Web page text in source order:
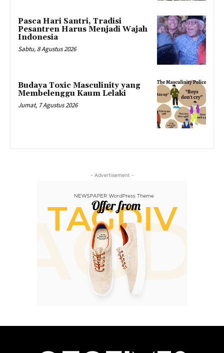
Pasca Hari Santri, Tradisi
Pesantren Harus Menjadi Wajah
Indonesia
Sabtu, 8 Agustus 2026
Budaya Toxic Masculinity yang
Membelenggu Kaum Lelaki
Jumat, 7 Agustus 2026
- Advertisement -